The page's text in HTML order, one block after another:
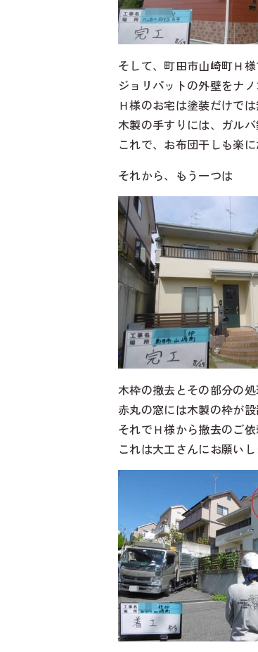
そして、町田市山崎町Ｈ
ジョリパットの外壁をナ
Ｈ様のお宅は塗装だけで
木製の手すりには、ガル
これで、お布団干しも楽に
それから、もう一つは
木枠の撤去とその部分の
赤丸の窓には木製の枠が
それでＨ様から撤去のご
これは大工さんにお願い